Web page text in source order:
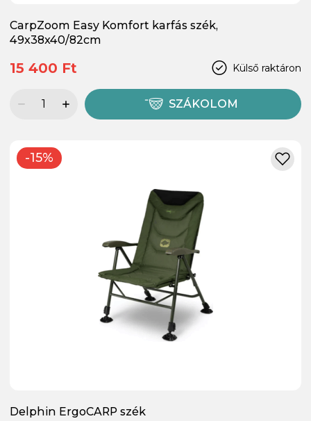
CarpZoom Easy Komfort karfás szék,
49x38x40/82cm
Külső raktáron
15 400 Ft
SZÁKOLOM
-15%
Delphin ErgoCARP szék